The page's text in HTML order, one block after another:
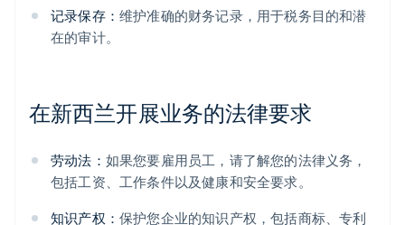
记录保存： 维护准确的财务记录，用于税务目的和潜
在的审计。
在新西兰开展业务的法律要求
劳动法： 如果您要雇用员工，请了解您的法律义务，
包括工资、工作条件以及健康和安全要求。
知识产权： 保护您企业的知识产权，包括商标、专利